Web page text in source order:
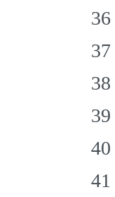
36
37
38
39
40
41